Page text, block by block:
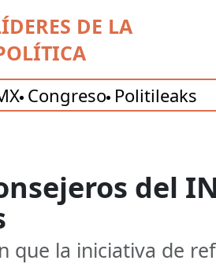
DE LA
Congreso Politileaks
del
que la iniciativa de